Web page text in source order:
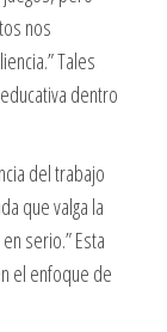
nos
Tales
dentro
del trabajo
que valga la
serio.” Esta
el enfoque de